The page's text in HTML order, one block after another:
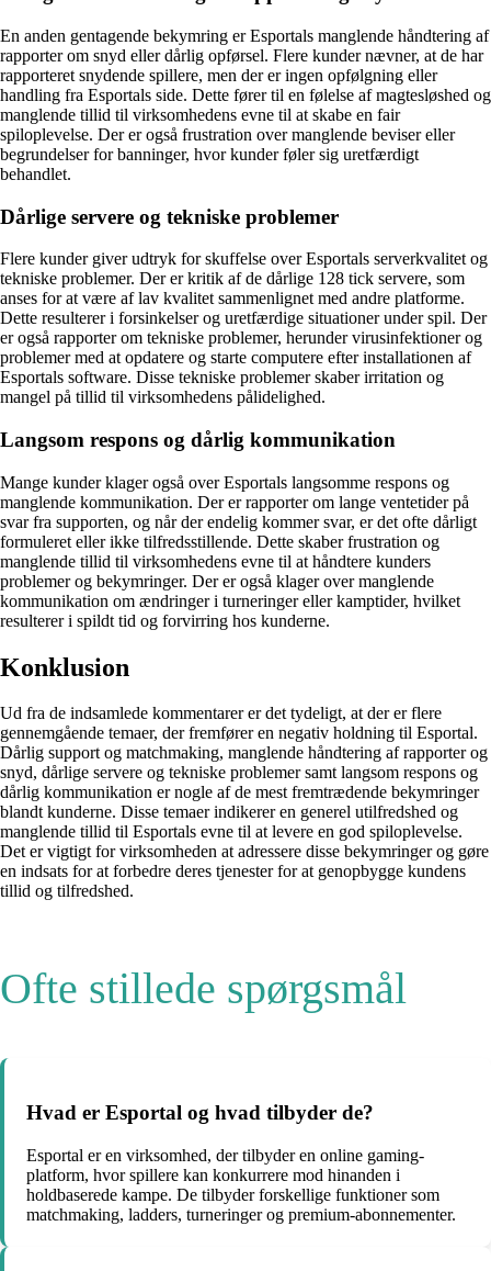
En anden gentagende bekymring er Esportals manglende håndtering af
rapporter om snyd eller dårlig opførsel. Flere kunder nævner, at de har
rapporteret snydende spillere, men der er ingen opfølgning eller
handling fra Esportals side. Dette fører til en følelse af magtesløshed og
manglende tillid til virksomhedens evne til at skabe en fair
spiloplevelse. Der er også frustration over manglende beviser eller
begrundelser for banninger, hvor kunder føler sig uretfærdigt
behandlet.
Dårlige servere og tekniske problemer
Flere kunder giver udtryk for skuffelse over Esportals serverkvalitet og
tekniske problemer. Der er kritik af de dårlige 128 tick servere, som
anses for at være af lav kvalitet sammenlignet med andre platforme.
Dette resulterer i forsinkelser og uretfærdige situationer under spil. Der
er også rapporter om tekniske problemer, herunder virusinfektioner og
problemer med at opdatere og starte computere efter installationen af
Esportals software. Disse tekniske problemer skaber irritation og
mangel på tillid til virksomhedens pålidelighed.
Langsom respons og dårlig kommunikation
Mange kunder klager også over Esportals langsomme respons og
manglende kommunikation. Der er rapporter om lange ventetider på
svar fra supporten, og når der endelig kommer svar, er det ofte dårligt
formuleret eller ikke tilfredsstillende. Dette skaber frustration og
manglende tillid til virksomhedens evne til at håndtere kunders
problemer og bekymringer. Der er også klager over manglende
kommunikation om ændringer i turneringer eller kamptider, hvilket
resulterer i spildt tid og forvirring hos kunderne.
Konklusion
Ud fra de indsamlede kommentarer er det tydeligt, at der er flere
gennemgående temaer, der fremfører en negativ holdning til Esportal.
Dårlig support og matchmaking, manglende håndtering af rapporter og
snyd, dårlige servere og tekniske problemer samt langsom respons og
dårlig kommunikation er nogle af de mest fremtrædende bekymringer
blandt kunderne. Disse temaer indikerer en generel utilfredshed og
manglende tillid til Esportals evne til at levere en god spiloplevelse.
Det er vigtigt for virksomheden at adressere disse bekymringer og gøre
en indsats for at forbedre deres tjenester for at genopbygge kundens
tillid og tilfredshed.
Ofte stillede spørgsmål
Hvad er Esportal og hvad tilbyder de?
Esportal er en virksomhed, der tilbyder en online gaming-
platform, hvor spillere kan konkurrere mod hinanden i
holdbaserede kampe. De tilbyder forskellige funktioner som
matchmaking, ladders, turneringer og premium-abonnementer.